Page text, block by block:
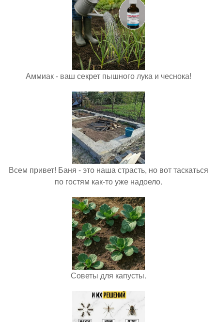
Аммиак - ваш секрет пышного лука и чеснока!
Всем привет! Баня - это наша страсть, но вот таскаться
по гостям как-то уже надоело.
Советы для капусты.